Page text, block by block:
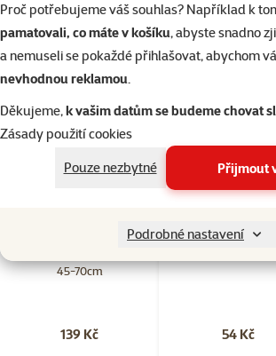
Proč potřebujeme váš souhlas? Například k
pamatovali, co máte v košíku, abyste snadno
a nemuseli se pokaždé přihlašovat, abychom
nevhodnou reklamou.
Děkujeme,k vašim datům se budeme chovat
Zásady použití cookies
Pouze nezbytné
Přijmout
Podrobné nastavení
Často spolu kupujete Granule pro psy
45-70cm
Hodnocení 98%, počet hodnocení:
hodnocení
139 Kč 54 Kč